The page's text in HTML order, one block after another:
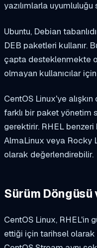
yazılımlarla
Ubuntu, Debian
DEB paketleri kullanır.
çapta desteklenmekte
olmayan kullanıcılar
CentOS Linux'ye
farklı bir paket yönetim
gerektirir. RHEL
AlmaLinux veya Rocky
olarak değerlendirebilir.
Sürüm Döngüsü
CentOS Linux, RHEL'in
ettiği için tarihsel olarak